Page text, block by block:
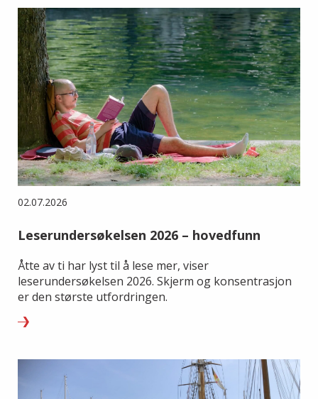
02.07.2026
Leserundersøkelsen 2026 – hovedfunn
Åtte av ti har lyst til å lese mer, viser
leserundersøkelsen 2026. Skjerm og konsentrasjon
er den største utfordringen.